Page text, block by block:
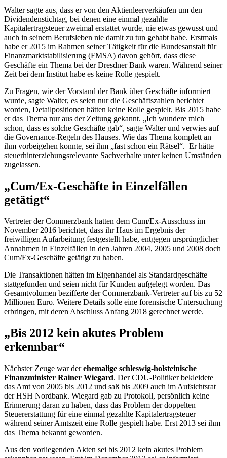
Walter sagte aus, dass er von den Aktienleerverkäufen um den
Dividendenstichtag, bei denen eine einmal gezahlte
Kapitalertragsteuer zweimal erstattet wurde, nie etwas gewusst und
auch in seinem Berufsleben nie damit zu tun gehabt habe. Erstmals
habe er 2015 im Rahmen seiner Tätigkeit für die Bundesanstalt für
Finanzmarktstabilisierung (FMSA) davon gehört, dass diese
Geschäfte ein Thema bei der Dresdner Bank waren. Während seiner
Zeit bei dem Institut habe es keine Rolle gespielt.
Zu Fragen, wie der Vorstand der Bank über Geschäfte informiert
wurde, sagte Walter, es seien nur die Geschäftszahlen berichtet
worden, Detailpositionen hätten keine Rolle gespielt. Bis 2015 habe
er das Thema nur aus der Zeitung gekannt. „Ich wundere mich
schon, dass es solche Geschäfte gab“, sagte Walter und verwies auf
die Governance-Regeln des Hauses. Wie das Thema komplett an
ihm vorbeigehen konnte, sei ihm „fast schon ein Rätsel“. Er hätte
steuerhinterziehungsrelevante Sachverhalte unter keinen Umständen
zugelassen.
„Cum/Ex-Geschäfte in Einzelfällen
getätigt“
Vertreter der Commerzbank hatten dem Cum/Ex-Ausschuss im
November 2016 berichtet, dass ihr Haus im Ergebnis der
freiwilligen Aufarbeitung festgestellt habe, entgegen ursprünglicher
Annahmen in Einzelfällen in den Jahren 2004, 2005 und 2008 doch
Cum/Ex-Geschäfte getätigt zu haben.
Die Transaktionen hätten im Eigenhandel als Standardgeschäfte
stattgefunden und seien nicht für Kunden aufgelegt worden. Das
Gesamtvolumen bezifferte der Commerzbank-Vertreter auf bis zu 52
Millionen Euro. Weitere Details solle eine forensische Untersuchung
erbringen, mit deren Abschluss Anfang 2018 gerechnet werde.
„Bis 2012 kein akutes Problem
erkennbar“
Nächster Zeuge war derehemalige schleswig-holsteinische
Finanzminister Rainer Wiegard. Der CDU-Politiker bekleidete
das Amt von 2005 bis 2012 und saß bis 2009 auch im Aufsichtsrat
der HSH Nordbank. Wiegard gab zu Protokoll, persönlich keine
Erinnerung daran zu haben, dass das Problem der doppelten
Steuererstattung für eine einmal gezahlte Kapitalertragsteuer
während seiner Amtszeit eine Rolle gespielt habe. Erst 2013 sei ihm
das Thema bekannt geworden.
Aus den vorliegenden Akten sei bis 2012 kein akutes Problem